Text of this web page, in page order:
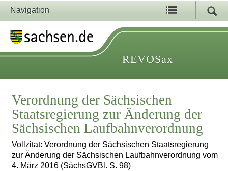
Navigation
REVOSax
Verordnung der Sächsischen
Staatsregierung zur Änderung der
Sächsischen Laufbahnverordnung
Vollzitat: Verordnung der Sächsischen Staatsregierung
zur Änderung der Sächsischen Laufbahnverordnung vom
4. März 2016 (SächsGVBl. S. 98)